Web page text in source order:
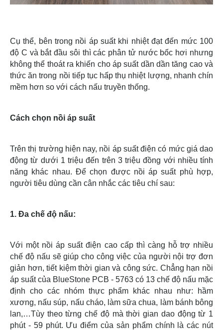
Cụ thể, bên trong nồi áp suất khi nhiệt đạt đến mức 100
độ C và bắt đầu sôi thì các phân tử nước bốc hơi nhưng
không thể thoát ra khiến cho áp suất dần dần tăng cao và
thức ăn trong nồi tiếp tục hấp thụ nhiệt lượng, nhanh chín
mềm hơn so với cách nấu truyền thống.
Cách chọn nồi áp suất
Trên thị trường hiện nay, nồi áp suất điện có mức giá dao
động từ dưới 1 triệu đến trên 3 triệu đồng với nhiều tính
năng khác nhau. Để chọn được nồi áp suất phù hợp,
người tiêu dùng cần cân nhắc các tiêu chí sau:
1. Đa chế độ nấu:
Với một nồi áp suất điện cao cấp thì càng hỗ trợ nhiều
chế độ nấu sẽ giúp cho công việc của người nội trợ đơn
giản hơn, tiết kiệm thời gian và công sức. Chẳng hạn nồi
áp suất của BlueStone PCB - 5763 có 13 chế độ nấu mặc
định cho các nhóm thực phẩm khác nhau như: hầm
xương, nấu súp, nấu cháo, làm sữa chua, làm bánh bông
lan,…Tùy theo từng chế độ mà thời gian dao động từ 1
phút - 59 phút. Ưu điểm của sản phẩm chính là các nút